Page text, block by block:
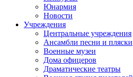
Юнармия
Новости
Учреждения
Центральные учреждения
Ансамбли песни и пляски
Военные музеи
Дома офицеров
Драматические театры